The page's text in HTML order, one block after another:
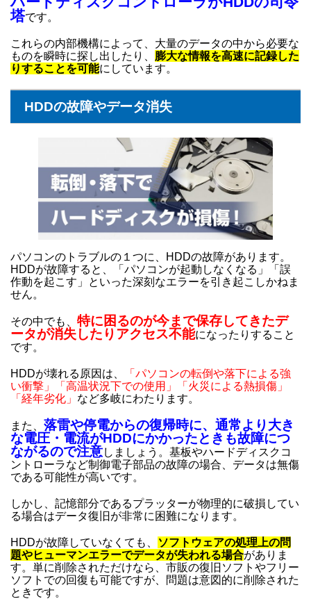
塔です。
これらの内部機構によって、大量のデータの中から必要な
ものを瞬時に探し出したり、 膨大な情報を高速に記録した
りすることを可能にしています。
HDDの故障やデータ消失
パソコンのトラブルの１つに、HDDの故障があります。
HDDが故障すると、「パソコンが起動しなくなる」「誤
作動を起こす」といった深刻なエラーを引き起こしかねま
せん。
その中でも、 特に困るのが今まで保存してきたデ
ータが消失したりアクセス不能になったりすること
です。
HDDが壊れる原因は、
「パソコンの転倒や落下による強
い衝撃」「高温状況下での使用」「火災による熱損傷」
「経年劣化」 など多岐にわたります。
また、 落雷や停電からの復帰時に、通常より大き
な電圧・電流がHDDにかかったときも故障につ
ながるので注意しましょう。基板やハードディスクコ
ントローラなど制御電子部品の故障の場合、データは無傷
である可能性が高いです。
しかし、記憶部分であるプラッターが物理的に破損してい
る場合はデータ復旧が非常に困難になります。
HDDが故障していなくても、
ソフトウェアの処理上の問
題やヒューマンエラーでデータが失われる場合がありま
す。単に削除されただけなら、市販の復旧ソフトやフリー
ソフトでの回復も可能ですが、問題は意図的に削除された
ときです。